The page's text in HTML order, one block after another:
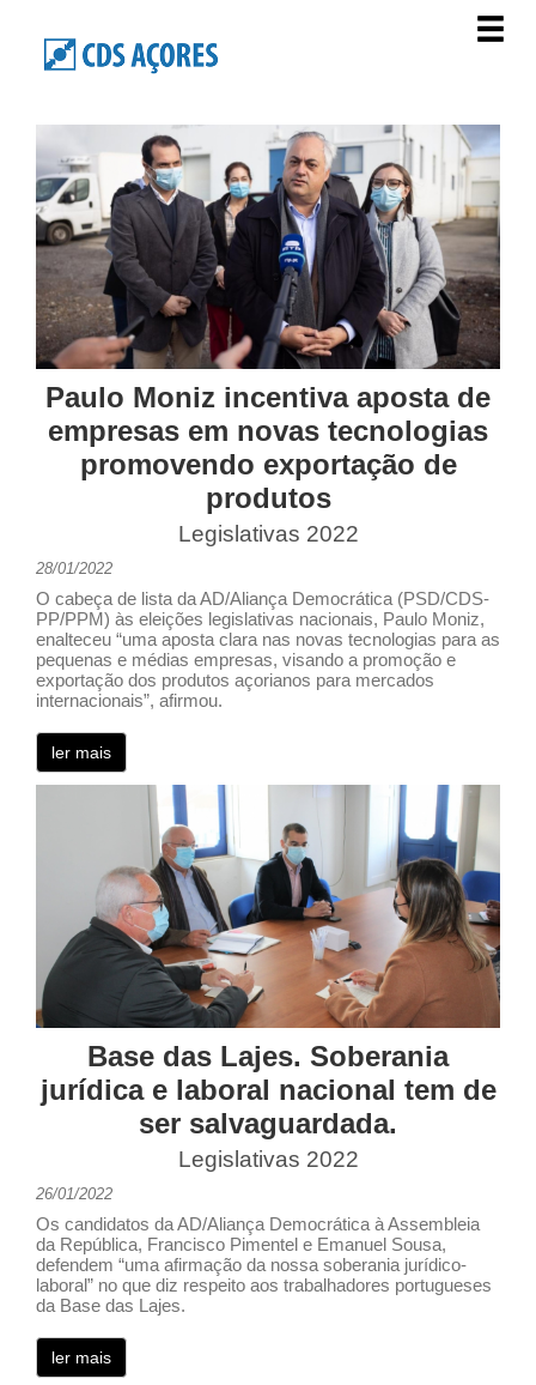
Paulo Moniz incentiva aposta de
empresas em novas tecnologias
promovendo exportação de
produtos
Legislativas 2022
28/01/2022
O cabeça de lista da AD/Aliança Democrática (PSD/CDS-
PP/PPM) às eleições legislativas nacionais, Paulo Moniz,
enalteceu “uma aposta clara nas novas tecnologias para as
pequenas e médias empresas, visando a promoção e
exportação dos produtos açorianos para mercados
internacionais”, afirmou.
ler mais
Base das Lajes. Soberania
jurídica e laboral nacional tem de
ser salvaguardada.
Legislativas 2022
26/01/2022
Os candidatos da AD/Aliança Democrática à Assembleia
da República, Francisco Pimentel e Emanuel Sousa,
defendem “uma afirmação da nossa soberania jurídico-
laboral” no que diz respeito aos trabalhadores portugueses
da Base das Lajes.
ler mais